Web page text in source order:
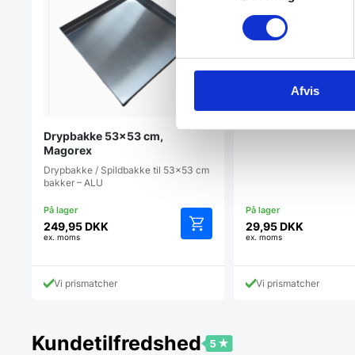
Afvis
Drypbakke 53×53 cm,
Magorex
Drypbakke / Spildbakke til 53×53 cm
bakker – ALU
249,95DKK
ex. moms
Vi prismatcher
Drænhylde i plast 1/
29,95DKK
ex. moms
Vi prismatcher
Kundetilfredshed